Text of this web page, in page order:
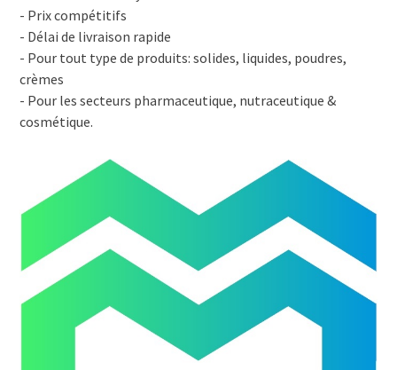
- Prix compétitifs
- Délai de livraison rapide
- Pour tout type de produits: solides, liquides, poudres,
crèmes
- Pour les secteurs pharmaceutique, nutraceutique &
cosmétique.